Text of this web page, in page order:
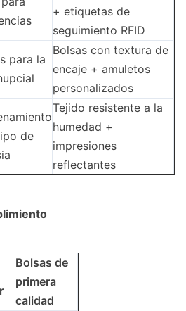
+ etiquetas de
seguimiento RFID
para la
Bolsas con textura de
encaje + amuletos
personalizados
de
Tejido resistente a la
humedad +
impresiones
reflectantes
Bolsas de
primera
calidad